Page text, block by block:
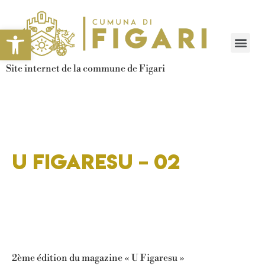
Site internet de la commune de Figari
U Figaresu – 02
2ème édition du magazine « U Figaresu »
Ouvrir la barre d’outils